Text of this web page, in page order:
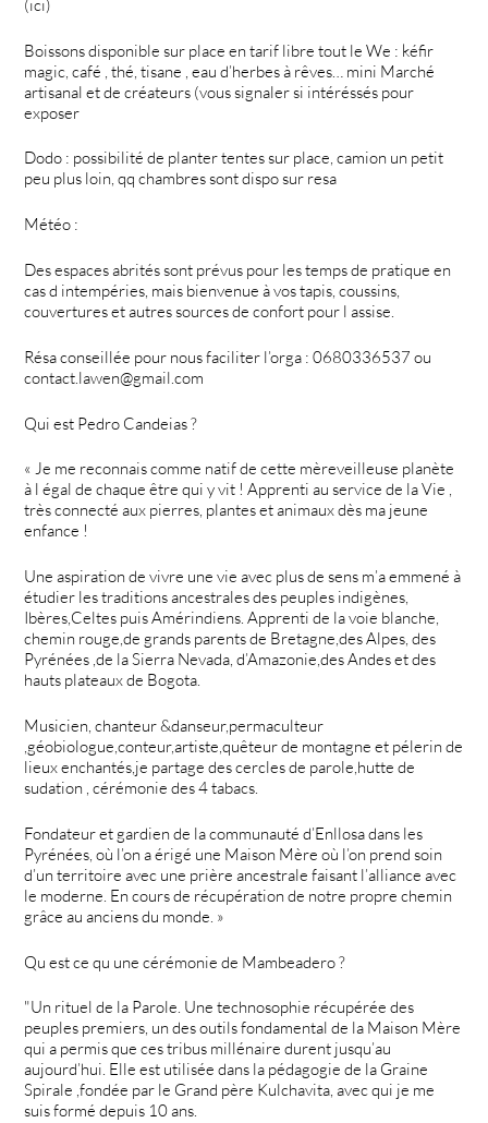
(ici)
Boissons disponible sur place en tarif libre tout le We : kéfir
magic, café , thé, tisane , eau d’herbes à rêves… mini Marché
artisanal et de créateurs (vous signaler si intéréssés pour
exposer
Dodo : possibilité de planter tentes sur place, camion un petit
peu plus loin, qq chambres sont dispo sur resa
Météo :
Des espaces abrités sont prévus pour les temps de pratique en
cas d intempéries, mais bienvenue à vos tapis, coussins,
couvertures et autres sources de confort pour l assise.
Résa conseillée pour nous faciliter l’orga : 0680336537 ou
contact.lawen@gmail.com
Qui est Pedro Candeias ?
« Je me reconnais comme natif de cette mèreveilleuse planète
à l égal de chaque être qui y vit ! Apprenti au service de la Vie ,
très connecté aux pierres, plantes et animaux dès ma jeune
enfance !
Une aspiration de vivre une vie avec plus de sens m’a emmené à
étudier les traditions ancestrales des peuples indigènes,
Ibères,Celtes puis Amérindiens. Apprenti de la voie blanche,
chemin rouge,de grands parents de Bretagne,des Alpes, des
Pyrénées ,de la Sierra Nevada, d’Amazonie,des Andes et des
hauts plateaux de Bogota.
Musicien, chanteur &danseur,permaculteur
,géobiologue,conteur,artiste,quêteur de montagne et pélerin de
lieux enchantés,je partage des cercles de parole,hutte de
sudation , cérémonie des 4 tabacs.
Fondateur et gardien de la communauté d’Enllosa dans les
Pyrénées, où l’on a érigé une Maison Mère où l’on prend soin
d’un territoire avec une prière ancestrale faisant l’alliance avec
le moderne. En cours de récupération de notre propre chemin
grâce au anciens du monde. »
Qu est ce qu une cérémonie de Mambeadero ?
"Un rituel de la Parole. Une technosophie récupérée des
peuples premiers, un des outils fondamental de la Maison Mère
qui a permis que ces tribus millénaire durent jusqu’au
aujourd’hui. Elle est utilisée dans la pédagogie de la Graine
Spirale ,fondée par le Grand père Kulchavita, avec qui je me
suis formé depuis 10 ans.